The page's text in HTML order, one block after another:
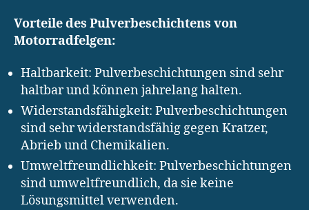
Vorteile des Pulverbeschichtens von
Motorradfelgen:
Haltbarkeit: Pulverbeschichtungen sind sehr
haltbar und können jahrelang halten.
Widerstandsfähigkeit: Pulverbeschichtungen
sind sehr widerstandsfähig gegen Kratzer,
Abrieb und Chemikalien.
Umweltfreundlichkeit: Pulverbeschichtungen
sind umweltfreundlich, da sie keine
Lösungsmittel verwenden.